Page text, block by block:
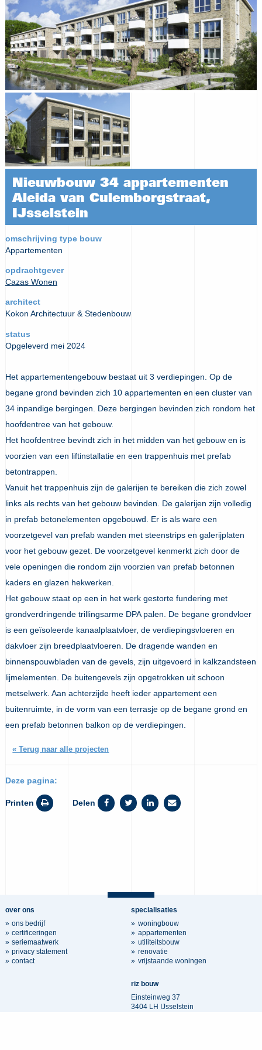
Nieuwbouw 34 appartementen
Aleida van Culemborgstraat,
IJsselstein
omschrijving type bouw
Appartementen
opdrachtgever
Cazas Wonen
architect
Kokon Architectuur & Stedenbouw
status
Opgeleverd mei 2024
Het appartementengebouw bestaat uit 3 verdiepingen. Op de
begane grond bevinden zich 10 appartementen en een cluster van
34 inpandige bergingen. Deze bergingen bevinden zich rondom het
hoofdentree van het gebouw.
Het hoofdentree bevindt zich in het midden van het gebouw en is
voorzien van een liftinstallatie en een trappenhuis met prefab
betontrappen.
Vanuit het trappenhuis zijn de galerijen te bereiken die zich zowel
links als rechts van het gebouw bevinden. De galerijen zijn volledig
in prefab betonelementen opgebouwd. Er is als ware een
voorzetgevel van prefab wanden met steenstrips en galerijplaten
voor het gebouw gezet. De voorzetgevel kenmerkt zich door de
vele openingen die rondom zijn voorzien van prefab betonnen
kaders en glazen hekwerken.
Het gebouw staat op een in het werk gestorte fundering met
grondverdringende trillingsarme DPA palen. De begane grondvloer
is een geïsoleerde kanaalplaatvloer, de verdiepingsvloeren en
dakvloer zijn breedplaatvloeren. De dragende wanden en
binnenspouwbladen van de gevels, zijn uitgevoerd in kalkzandsteen
lijmelementen. De buitengevels zijn opgetrokken uit schoon
metselwerk. Aan achterzijde heeft ieder appartement een
buitenruimte, in de vorm van een terrasje op de begane grond en
een prefab betonnen balkon op de verdiepingen.
« Terug naar alle projecten
Deze pagina:
Printen Delen
over ons
ons bedrijf
certificeringen
seriemaatwerk
privacy statement
contact
specialisaties
woningbouw
appartementen
utiliteitsbouw
renovatie
vrijstaande woningen
riz bouw
Einsteinweg 37
3404 LH IJsselstein